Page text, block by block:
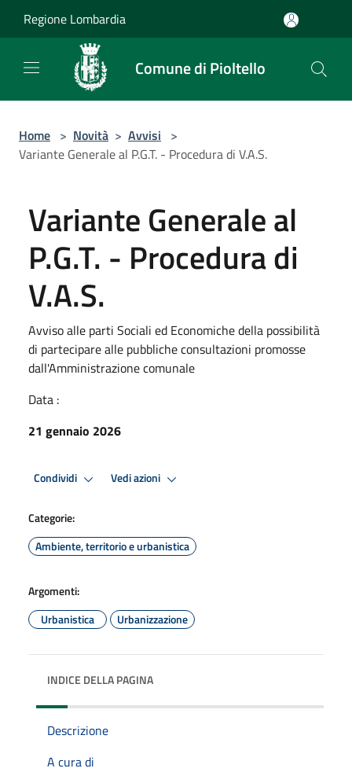
Regione Lombardia
Comune di Pioltello
Home > Novità > Avvisi >
Variante Generale al P.G.T. - Procedura di V.A.S.
Variante Generale al
P.G.T. - Procedura di
V.A.S.
Avviso alle parti Sociali ed Economiche della possibilità
di partecipare alle pubbliche consultazioni promosse
dall'Amministrazione comunale
Data :
21 gennaio 2026
Condividi Vedi azioni
Categorie:
Ambiente, territorio e urbanistica
Argomenti:
Urbanistica
Urbanizzazione
INDICE DELLA PAGINA
Descrizione
A cura di